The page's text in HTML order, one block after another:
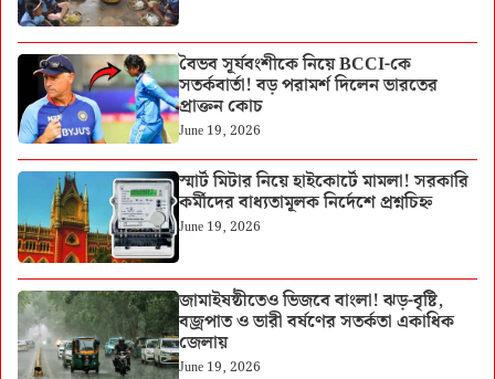
বৈভব সূর্যবংশীকে নিয়ে BCCI-কে
সতর্কবার্তা! বড় পরামর্শ দিলেন ভারতের
প্রাক্তন কোচ
June 19, 2026
স্মার্ট মিটার নিয়ে হাইকোর্টে মামলা! সরকারি
কর্মীদের বাধ্যতামূলক নির্দেশে প্রশ্নচিহ্ন
June 19, 2026
জামাইষষ্ঠীতেও ভিজবে বাংলা! ঝড়-বৃষ্টি,
বজ্রপাত ও ভারী বর্ষণের সতর্কতা একাধিক
জেলায়
June 19, 2026